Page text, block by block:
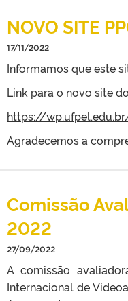
NOVO SITE
17/11/2022
Informamos que este
Link para o novo site
https://
Agradecemos a
Comissão
2022
27/09/2022
A comissão
Internacional de